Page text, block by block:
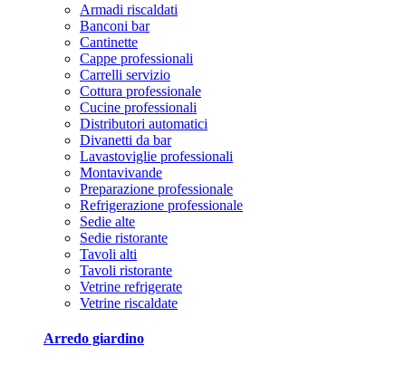
Armadi riscaldati
Banconi bar
Cantinette
Cappe professionali
Carrelli servizio
Cottura professionale
Cucine professionali
Distributori automatici
Divanetti da bar
Lavastoviglie professionali
Montavivande
Preparazione professionale
Refrigerazione professionale
Sedie alte
Sedie ristorante
Tavoli alti
Tavoli ristorante
Vetrine refrigerate
Vetrine riscaldate
Arredo giardino